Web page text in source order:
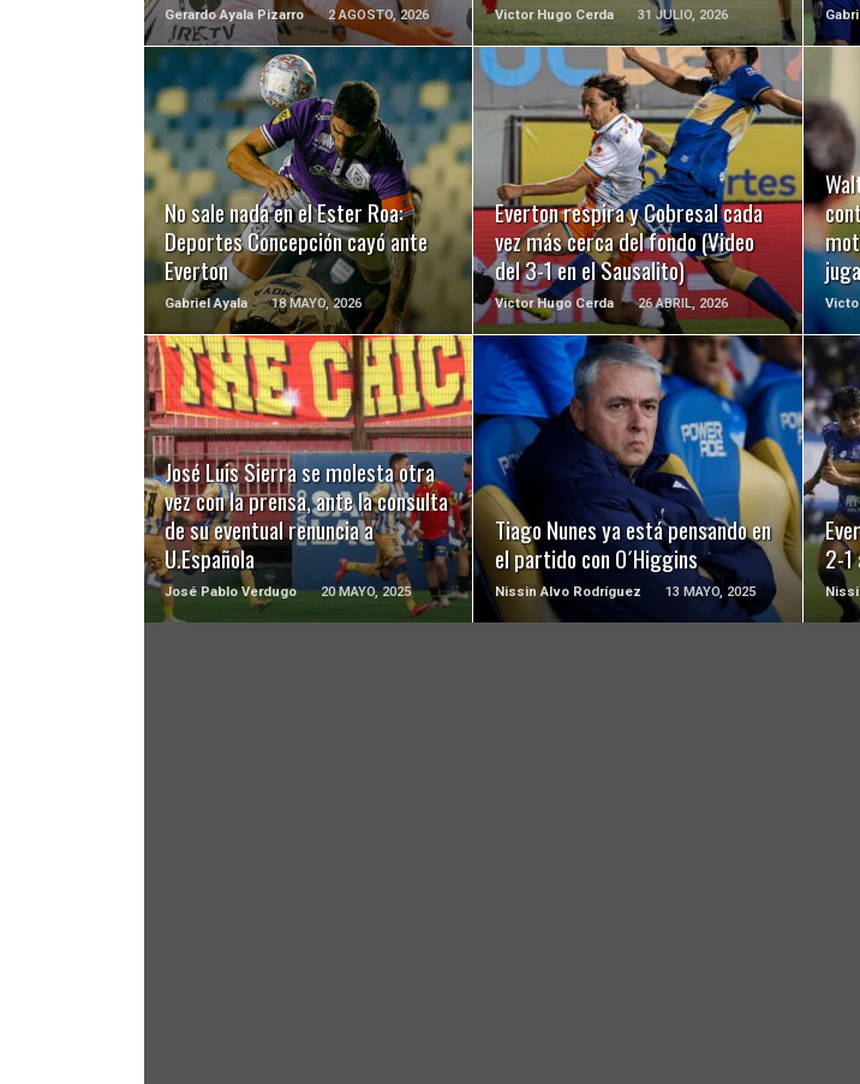
Gerardo Ayala Pizarro 2 AGOSTO, 2026 Victor Hugo Cerda 31 JULIO, 2026
No sale nada en el Ester Roa:
Deportes Concepción cayó ante
Everton
Gabriel Ayala 18 MAYO, 2026
LEER MÁS
Everton respira y Cobresal cada
vez más cerca del fondo (Video
del 3-1 en el Sausalito)
Victor Hugo Cerda 26 ABRIL, 2026
LEER MÁS
José Luis Sierra se molesta otra
vez con la prensa, ante la consulta
de su eventual renuncia a
U.Española
José Pablo Verdugo 20 MAYO, 2025
LEER MÁS
Tiago Nunes ya está pensando en
el partido con O´Higgins
Nissin Alvo Rodríguez 13 MAYO, 2025
LEER MÁS
2-1